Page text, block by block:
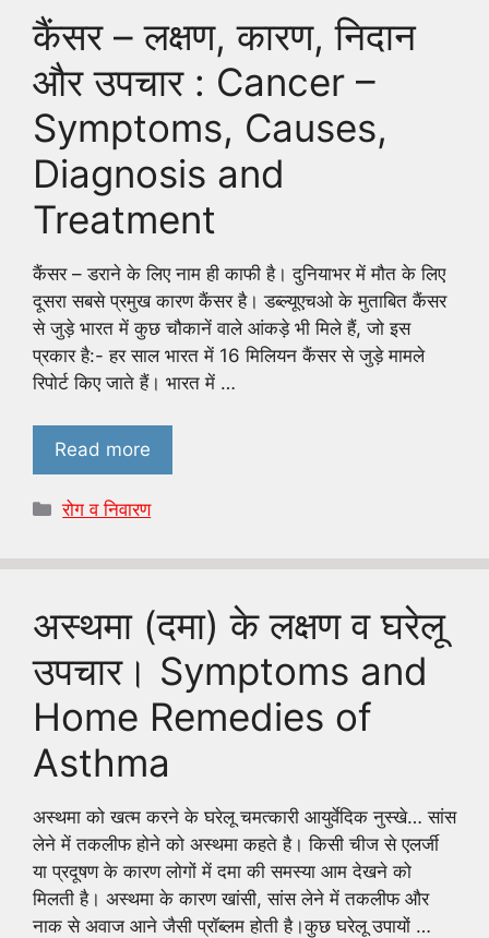
कैंसर – लक्षण, कारण, निदान
और उपचार : Cancer –
Symptoms, Causes,
Diagnosis and
Treatment
कैंसर – डराने के लिए नाम ही काफी है। दुनियाभर में मौत के लिए
दूसरा सबसे प्रमुख कारण कैंसर है। डब्ल्यूएचओ के मुताबित कैंसर
से जुड़े भारत में कुछ चौकानें वाले आंकड़े भी मिले हैं, जो इस
प्रकार है:- हर साल भारत में 16 मिलियन कैंसर से जुड़े मामले
रिपोर्ट किए जाते हैं। भारत में …
Read more
Categories
रोग व निवारण
अस्थमा (दमा) के लक्षण व घरेलू
उपचार। Symptoms and
Home Remedies of
Asthma
अस्थमा को खत्म करने के घरेलू चमत्कारी आयुर्वेदिक नुस्खे… सांस
लेने में तकलीफ होने को अस्थमा कहते है। किसी चीज से एलर्जी
या प्रदूषण के कारण लोगों में दमा की समस्या आम देखने को
मिलती है। अस्थमा के कारण खांसी, सांस लेने में तकलीफ और
नाक से अवाज आने जैसी प्रॉब्लम होती है।कुछ घरेलू उपायों …